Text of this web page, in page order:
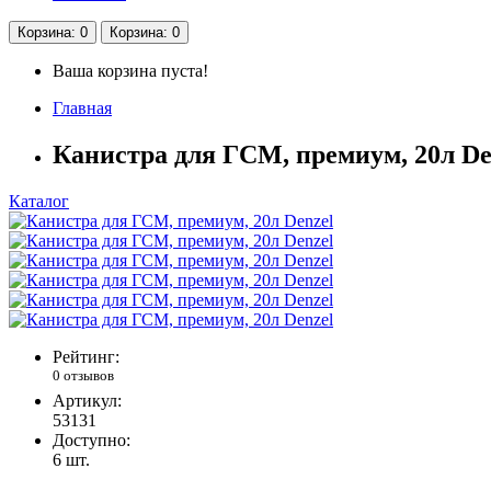
Корзина: 0 Корзина: 0
Ваша корзина пуста!
Главная
Канистра для ГСМ, премиум, 20л
Каталог
Рейтинг:
0 отзывов
Артикул:
53131
Доступно:
6 шт.